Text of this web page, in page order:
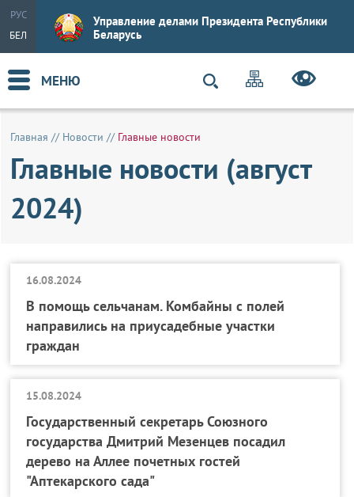
РУС
БЕЛ
Управление делами Президента Республики
Беларусь
МЕНЮ
Главная // Новости // Главные новости
Главные новости (август
2024)
16.08.2024
В помощь сельчанам. Комбайны с полей
направились на приусадебные участки
граждан
15.08.2024
Государственный секретарь Союзного
государства Дмитрий Мезенцев посадил
дерево на Аллее почетных гостей
"Аптекарского сада"